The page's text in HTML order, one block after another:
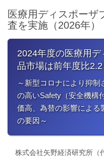
医療用ディスポーザ
査を実施（2026年）
2024年度の医療用
品市場は前年度比
～新型コロナにより抑
の高いSafety（安全機構
価高、為替の影響による
の要因～
株式会社矢野経済研究所（